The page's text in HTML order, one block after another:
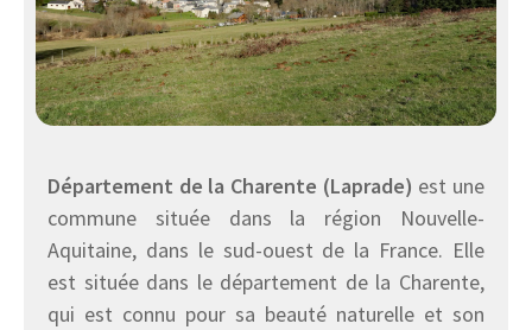
Département de la Charente (Laprade) est une
commune située dans la région Nouvelle-
Aquitaine, dans le sud-ouest de la France. Elle
est située dans le département de la Charente,
qui est connu pour sa beauté naturelle et son